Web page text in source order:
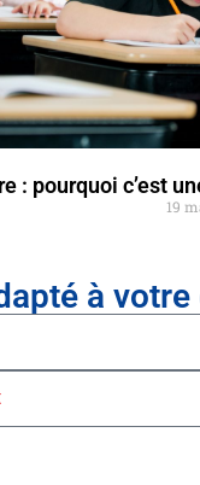
: pourquoi c’est
19
à